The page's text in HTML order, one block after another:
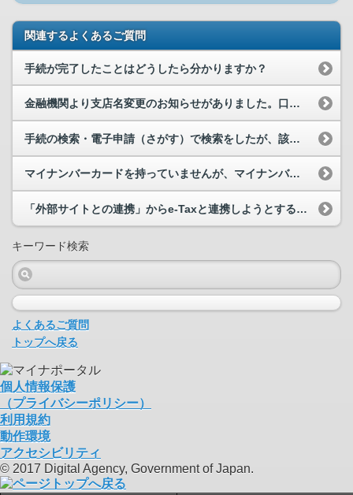
関連するよくあるご質問
手続が完了したことはどうしたら分かりますか？
金融機関より支店名変更のお知らせがありました。口座情報の変更申請をしようとして、「口座情報の入...
手続の検索・電子申請（さがす）で検索をしたが、該当の手続がヒットしません。
マイナンバーカードを持っていませんが、マイナンバーカードを健康保険証等として利用するための登録...
「外部サイトとの連携」からe-Taxと連携しようとすると、「マイナンバーカード方式の登録中です...
キーワード検索
よくあるご質問
トップへ戻る
個人情報保護
（プライバシーポリシー）
利用規約
動作環境
アクセシビリティ
© 2017 Digital Agency, Government of Japan.